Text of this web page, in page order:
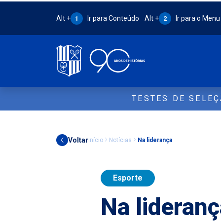
Atalho Alt + 1:
Alt + 1 Ir para Conteúdo Atalho Alt + 2:
Alt + 2 Ir para o Menu
TESTES DE
VoltarInício Notícias Na liderança
Esporte
Na